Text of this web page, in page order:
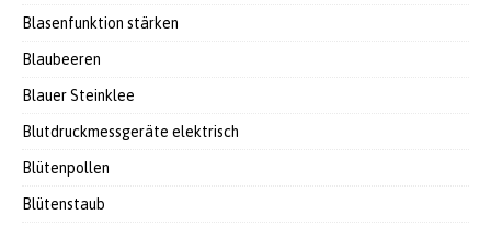
Blasenfunktion stärken
Blaubeeren
Blauer Steinklee
Blutdruckmessgeräte elektrisch
Blütenpollen
Blütenstaub